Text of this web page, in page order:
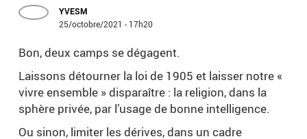
YVESM
25/octobre/2021 - 17h20
Bon, deux camps se dégagent.
Laissons détourner la loi de 1905 et laisser notre «
vivre ensemble » disparaître : la religion, dans la
sphère privée, par l’usage de bonne intelligence.
Ou sinon, limiter les dérives, dans un cadre